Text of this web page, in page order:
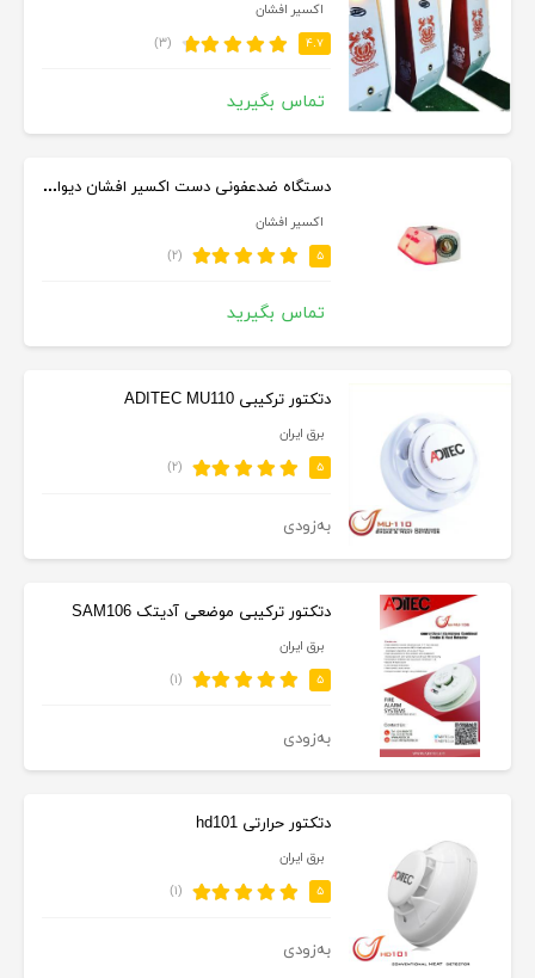
اکسیر افشان
۴.۷ (۳)
تماس بگیرید
دستگاه ضدعفونی دست اکسیر افشان دیواری / رومیزی
اکسیر افشان
۵ (۲)
تماس بگیرید
دتکتور ترکیبی ADITEC MU110
برق ایران
۵ (۲)
به‌زودی
دتکتور ترکیبی موضعی آدیتک SAM106
برق ایران
۵ (۱)
به‌زودی
دتکتور حرارتی hd101
برق ایران
۵ (۱)
به‌زودی